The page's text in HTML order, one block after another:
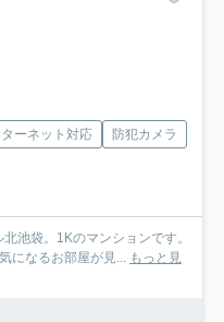
ーネット対応
防犯カメラ
池袋。1Kのマンションです。
になるお部屋が見... もっと見